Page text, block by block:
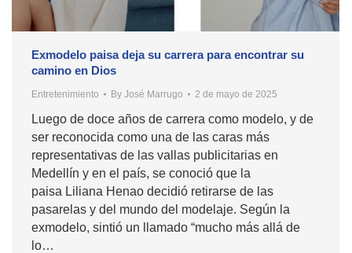
Exmodelo paisa deja su carrera para encontrar su
camino en Dios
Entretenimiento By José Marrugo 2 de mayo de 2025
Luego de doce años de carrera como modelo, y de
ser reconocida como una de las caras más
representativas de las vallas publicitarias en
Medellín y en el país, se conoció que la
paisa Liliana Henao decidió retirarse de las
pasarelas y del mundo del modelaje. Según la
exmodelo, sintió un llamado “mucho más allá de
lo…